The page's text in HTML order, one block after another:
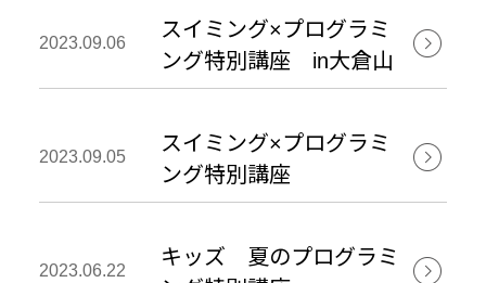
2023.09.06
スイミング×プログラミ
ング特別講座 in大倉山
2023.09.05
スイミング×プログラミ
ング特別講座
2023.06.22
キッズ 夏のプログラミ